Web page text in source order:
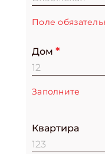
Поле
Дом
Заполните
Квартира